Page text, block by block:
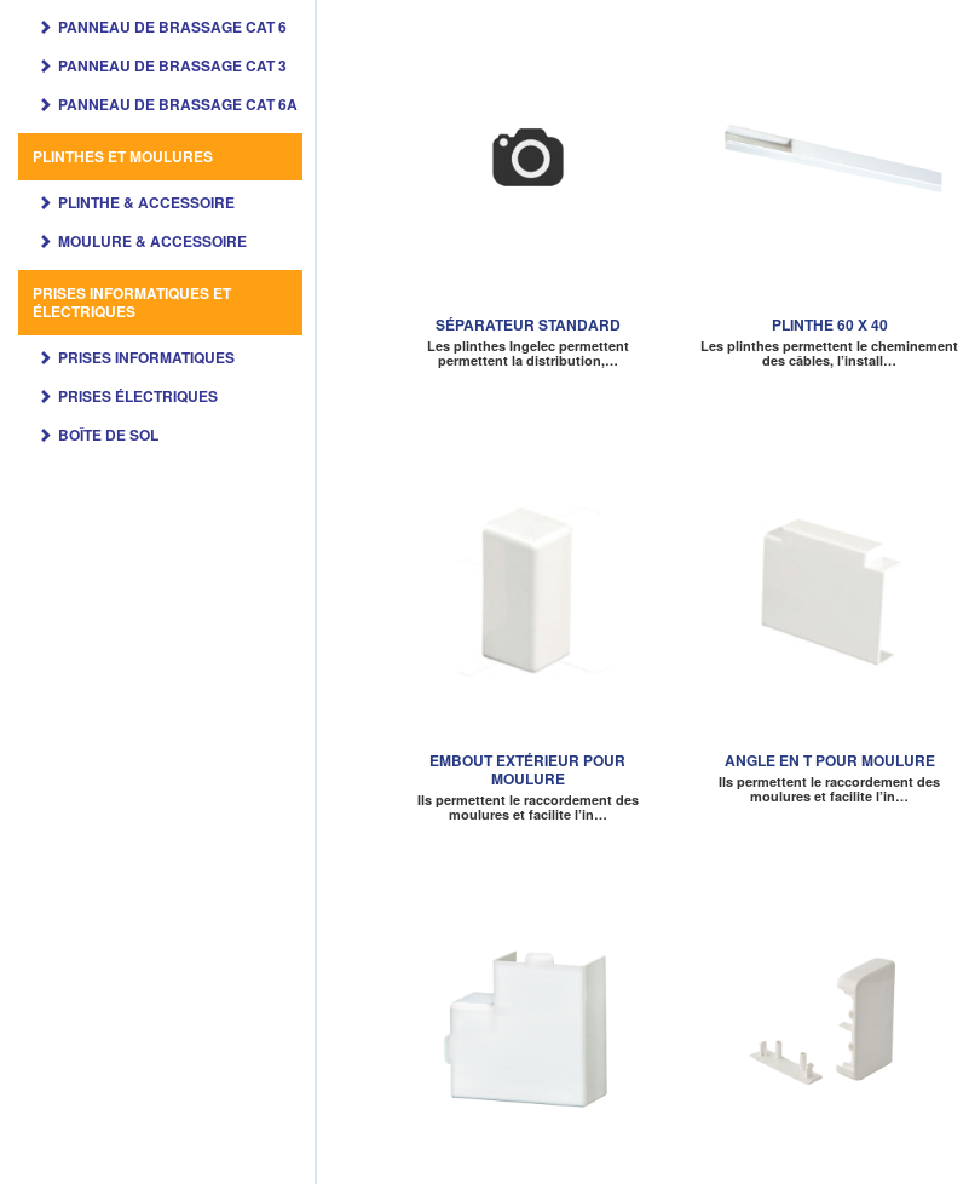
PANNEAU DE BRASSAGE CAT 6
PANNEAU DE BRASSAGE CAT 3
PANNEAU DE BRASSAGE CAT 6A
PLINTHES ET MOULURES
PLINTHE & ACCESSOIRE
MOULURE & ACCESSOIRE
PRISES INFORMATIQUES ET
ÉLECTRIQUES
PRISES INFORMATIQUES
PRISES ÉLECTRIQUES
BOÎTE DE SOL
SÉPARATEUR STANDARD
Les plinthes Ingelec permettent
permettent la distribution,…
PLINTHE 60 X 40
Les plinthes permettent le cheminement
des câbles, l’install…
EMBOUT EXTÉRIEUR POUR
MOULURE
Ils permettent le raccordement des
moulures et facilite l’in…
ANGLE EN T POUR MOULURE
Ils permettent le raccordement des
moulures et facilite l’in…